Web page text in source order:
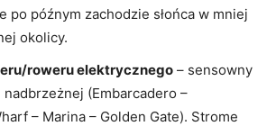
po późnym zachodzie słońca w mniej
okolicy.
roweru elektrycznego – sensowny
nadbrzeżnej (Embarcadero –
– Marina – Golden Gate). Strome